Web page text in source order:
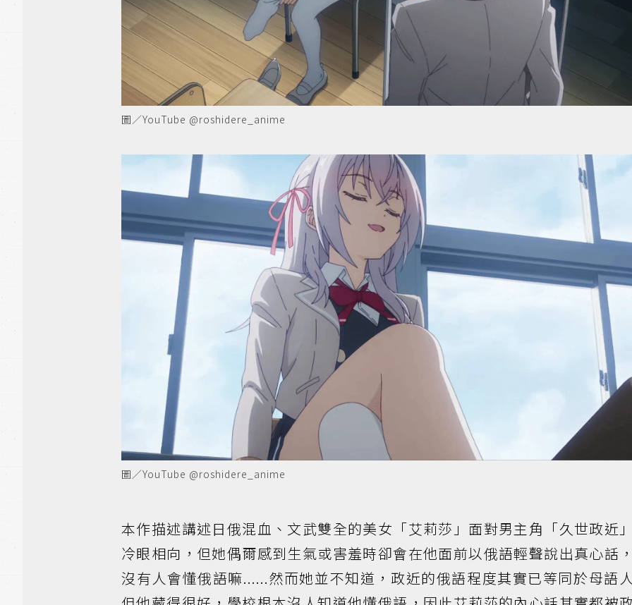
圖／YouTube @roshidere_anime
圖／YouTube @roshidere_anime
本作描述講述日俄混血、文武雙全的美女「艾莉莎」面對男主角「久世政近
冷眼相向，但她偶爾感到生氣或害羞時卻會在他面前以俄語輕聲說出真心話
沒有人會懂俄語嘛......然而她並不知道，政近的俄語程度其實已等同於母語